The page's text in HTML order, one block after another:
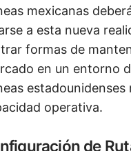
mexicanas
a esta nueva
formas de
en un entorno
estadounidenses
operativa.
de